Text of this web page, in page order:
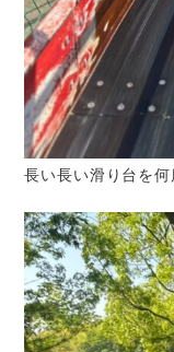
長い長い滑り台を